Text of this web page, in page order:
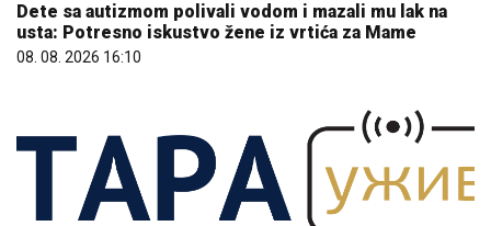
Dete sa autizmom polivali vodom i mazali mu lak na
usta: Potresno iskustvo žene iz vrtića za Mame
08. 08. 2026 16:10